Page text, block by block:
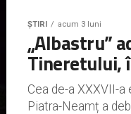
ȘTIRI acum 3 luni
„Albastru”
Tineretului,
Cea de-a XXXVII-
Piatra-Neamț a